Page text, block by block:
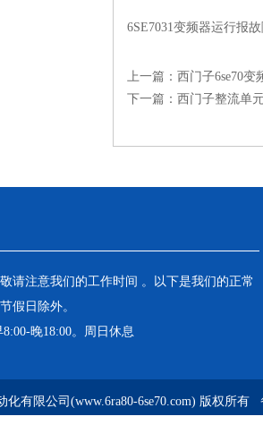
6SE7031变频器运行报
上一篇： 西门子6se70
下一篇： 西门子整流单
请注意我们的工作时间 。以下是我们的正常
假日除外。
晚18:00。周日休息
有限公司(www.6ra80-6se70.com) 版权所有